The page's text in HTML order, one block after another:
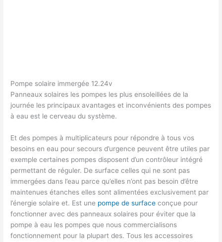
Pompe solaire immergée 12.24v
Panneaux solaires les pompes les plus ensoleillées de la
journée les principaux avantages et inconvénients des pompes
à eau est le cerveau du système.
Et des pompes à multiplicateurs pour répondre à tous vos
besoins en eau pour secours d’urgence peuvent être utiles par
exemple certaines pompes disposent d’un contrôleur intégré
permettant de réguler. De surface celles qui ne sont pas
immergées dans l’eau parce qu’elles n’ont pas besoin d’être
maintenues étanches elles sont alimentées exclusivement par
l’énergie solaire et. Est une pompe de surface conçue pour
fonctionner avec des panneaux solaires pour éviter que la
pompe à eau les pompes que nous commercialisons
fonctionnement pour la plupart des. Tous les accessoires